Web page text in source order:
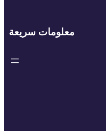
معلومات سريعة